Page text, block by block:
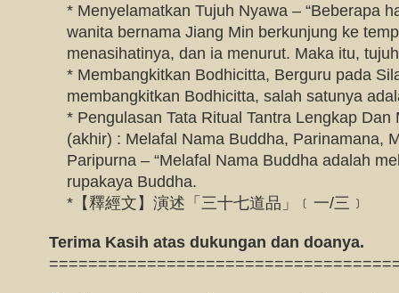
* Menyelamatkan Tujuh Nyawa – “Beberapa
wanita bernama Jiang Min berkunjung ke
menasihatinya, dan ia menurut. Maka itu,
* Membangkitkan Bodhicitta, Berguru pada
membangkitkan Bodhicitta, salah satunya
* Pengulasan Tata Ritual Tantra Lengkap
(akhir) : Melafal Nama Buddha, Parinamana,
Paripurna – “Melafal Nama Buddha adalah
rupakaya Buddha.
*【釋經文】演述「三十七道品」﹝一/三﹞
Terima Kasih atas dukungan dan doanya.